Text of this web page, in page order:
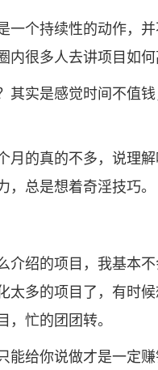
个持续性的动作，并
很多人去讲项目如何
实是感觉时间不值钱
的真的不多，说理解
总是想着奇淫技巧。
绍的项目，我基本不
太多的项目了，有时
忙的团团转。
给你说做才是一定赚